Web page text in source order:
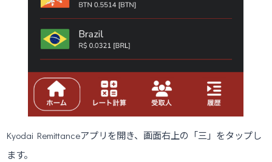
Kyodai Remittanceアプリを開き、画面右上の「三」をタップし
ます。